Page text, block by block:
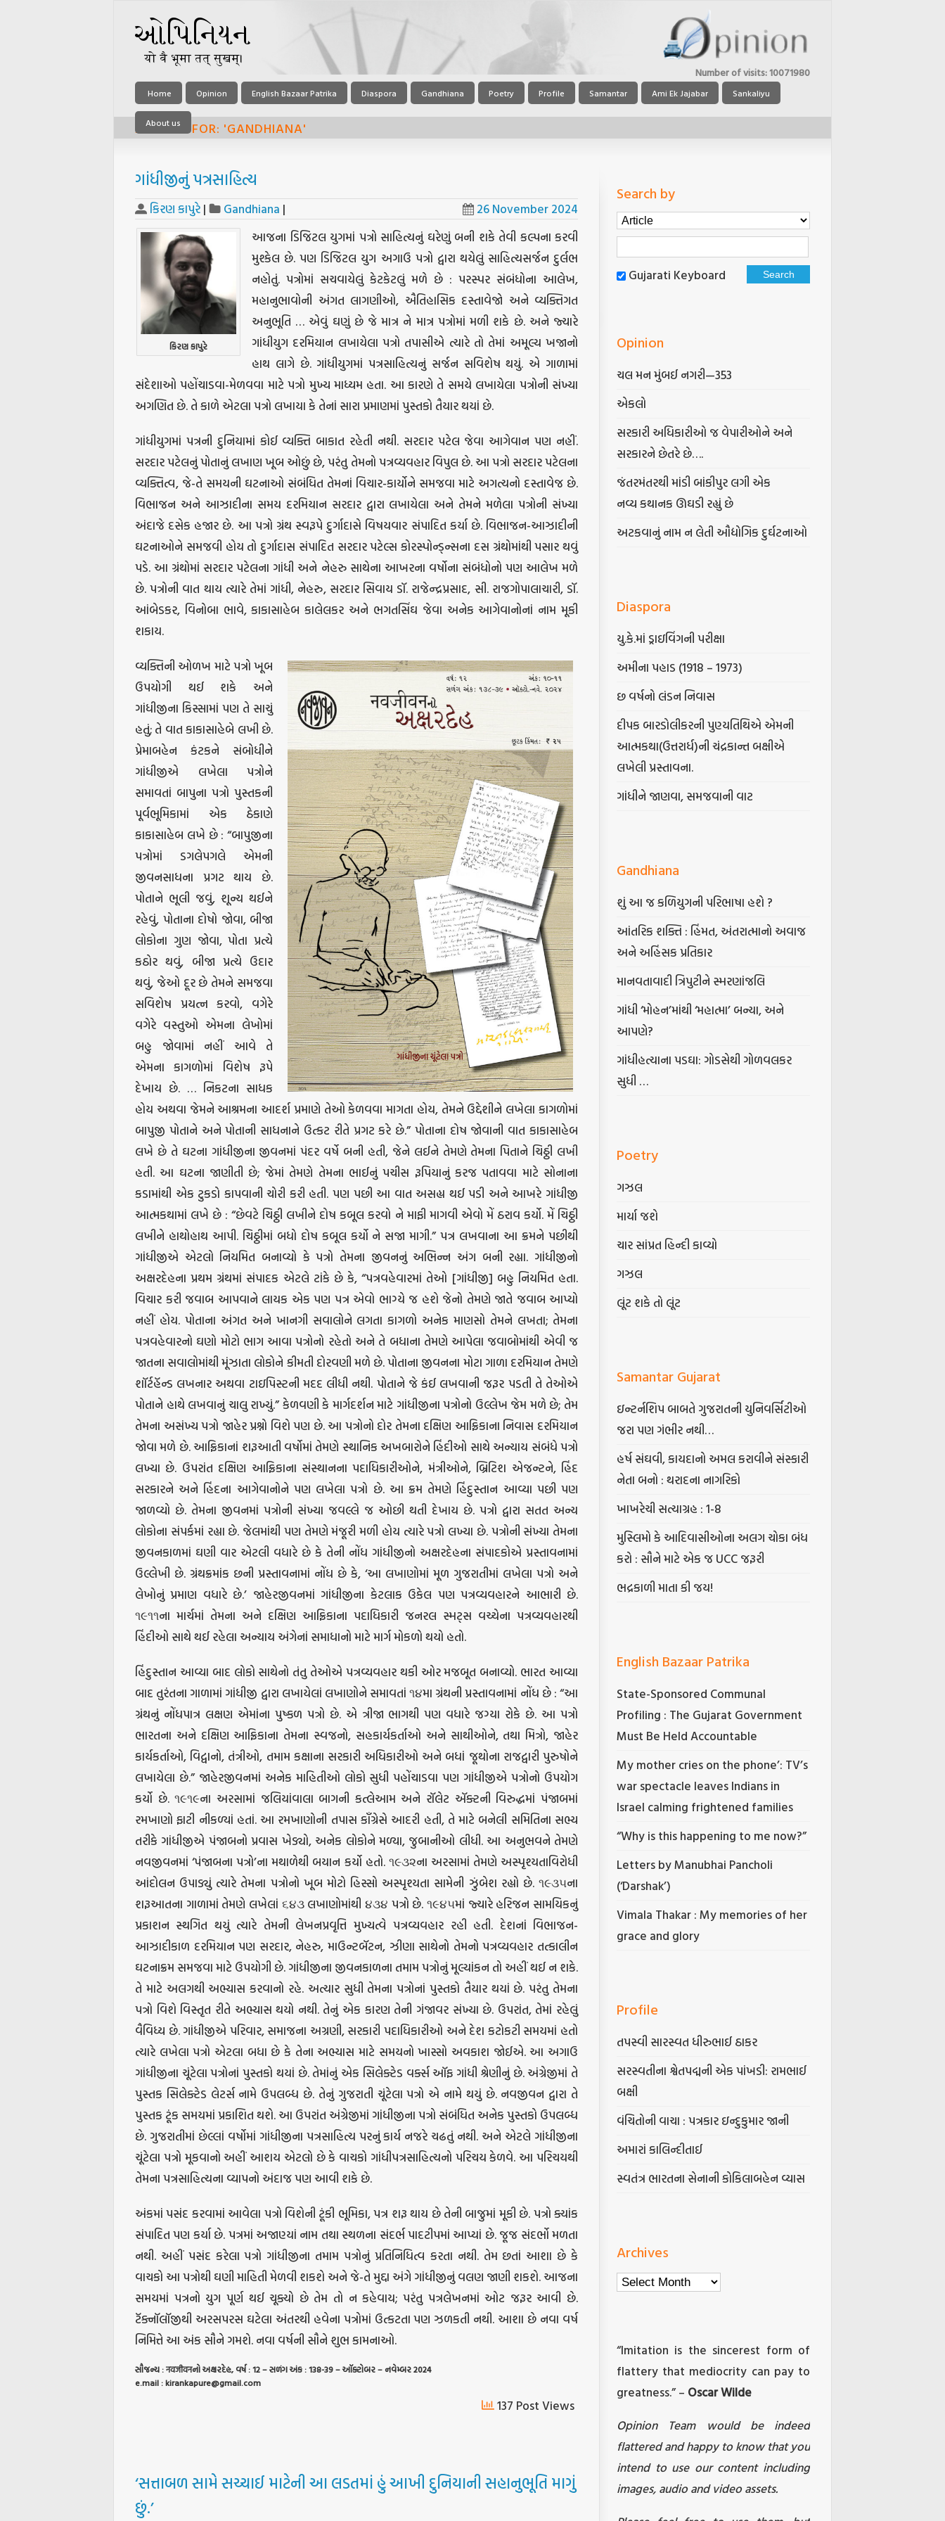
Number of visits:10071980
Home Opinion English Bazaar Patrika Diaspora Gandhiana Poetry Profile Samantar Ami Ek Jajabar Sankaliyu
About us
ARCHIVE FOR: 'GANDHIANA'
ગાંધીજીનું પત્રસાહિત્ય
કિરણ કાપુરે | Gandhiana | 26 November 2024
કિરણ કાપુરે
આજના ડિજિટલ યુગમાં પત્રો સાહિત્યનું ઘરેણું બની શકે તેવી કલ્પના કરવી
મુશ્કેલ છે. પણ ડિજિટલ યુગ અગાઉ પત્રો દ્વારા થયેલું સાહિત્યસર્જન દુર્લભ
નહોતું. પત્રોમાં સચવાયેલું કેટકેટલું મળે છે : પરસ્પર સંબંધોના આલેખ,
મહાનુભાવોની અંગત લાગણીઓ, ઐતિહાસિક દસ્તાવેજો અને વ્યક્તિગત
અનુભૂતિ … એવું ઘણું છે જે માત્ર ને માત્ર પત્રોમાં મળી શકે છે. અને જ્યારે
ગાંધીયુગ દરમિયાન લખાયેલા પત્રો તપાસીએ ત્યારે તો તેમાં અમૂલ્ય ખજાનો
હાથ લાગે છે. ગાંધીયુગમાં પત્રસાહિત્યનું સર્જન સવિશેષ થયું. એ ગાળામાં
સંદેશાઓ પહોંચાડવા-મેળવવા માટે પત્રો મુખ્ય માધ્યમ હતા. આ કારણે તે સમયે લખાયેલા પત્રોની સંખ્યા
અગણિત છે. તે કાળે એટલા પત્રો લખાયા કે તેનાં સારા પ્રમાણમાં પુસ્તકો તૈયાર થયાં છે.
ગાંધીયુગમાં પત્રની દુનિયામાં કોઈ વ્યક્તિ બાકાત રહેતી નથી. સરદાર પટેલ જેવા આગેવાન પણ નહીં.
સરદાર પટેલનું પોતાનું લખાણ ખૂબ ઓછું છે, પરંતુ તેમનો પત્રવ્યવહાર વિપુલ છે. આ પત્રો સરદાર પટેલના
વ્યક્તિત્વ, જે-તે સમયની ઘટનાઓ સંબંધિત તેમનાં વિચાર-કાર્યોને સમજવા માટે અગત્યનો દસ્તાવેજ છે.
વિભાજન અને આઝાદીના સમય દરમિયાન સરદાર દ્વારા લખાયેલા અને તેમને મળેલા પત્રોની સંખ્યા
અંદાજે દસેક હજાર છે. આ પત્રો ગ્રંથ સ્વરૂપે દુર્ગાદાસે વિષયવાર સંપાદિત કર્યા છે. વિભાજન-આઝાદીની
ઘટનાઓને સમજવી હોય તો દુર્ગાદાસ સંપાદિત સરદાર પટેલ્સ કોરસ્પોન્ડ્ન્સના દસ ગ્રંથોમાંથી પસાર થવું
પડે. આ ગ્રંથોમાં સરદાર પટેલના ગાંધી અને નેહરુ સાથેના આખરના વર્ષોના સંબંધોનો પણ આલેખ મળે
છે. પત્રોની વાત થાય ત્યારે તેમાં ગાંધી, નેહરુ, સરદાર સિવાય ડૉ. રાજેન્દ્રપ્રસાદ, સી. રાજગોપાલાચારી, ડૉ.
આંબેડકર, વિનોબા ભાવે, કાકાસાહેબ કાલેલકર અને ભગતસિંઘ જેવા અનેક આગેવાનોનાં નામ મૂકી
શકાય.
વ્યક્તિની ઓળખ માટે પત્રો ખૂબ
ઉપયોગી થઈ શકે અને
ગાંધીજીના કિસ્સામાં પણ તે સાચું
હતું; તે વાત કાકાસાહેબે લખી છે.
પ્રેમાબહેન કંટકને સંબોધીને
ગાંધીજીએ લખેલા પત્રોને
સમાવતાં બાપુના પત્રો પુસ્તકની
પૂર્વભૂમિકામાં એક ઠેકાણે
કાકાસાહેબ લખે છે : “બાપુજીના
પત્રોમાં ડગલેપગલે એમની
જીવનસાધના પ્રગટ થાય છે.
પોતાને ભૂલી જવું, શૂન્ય થઈને
રહેવું, પોતાના દોષો જોવા, બીજા
લોકોના ગુણ જોવા, પોતા પ્રત્યે
કઠોર થવું, બીજા પ્રત્યે ઉદાર
થવું, જેઓ દૂર છે તેમને સમજવા
સવિશેષ પ્રયત્ન કરવો, વગેરે
વગેરે વસ્તુઓ એમના લેખોમાં
બહુ જોવામાં નહીં આવે તે
એમના કાગળોમાં વિશેષ રૂપે
દેખાય છે. … નિકટના સાધક
હોય અથવા જેમને આશ્રમના આદર્શ પ્રમાણે તેઓ કેળવવા માગતા હોય, તેમને ઉદ્દેશીને લખેલા કાગળોમાં
બાપુજી પોતાને અને પોતાની સાધનાને ઉત્કટ રીતે પ્રગટ કરે છે.” પોતાના દોષ જોવાની વાત કાકાસાહેબ
લખે છે તે ઘટના ગાંધીજીના જીવનમાં પંદર વર્ષે બની હતી, જેને લઈને તેમણે તેમના પિતાને ચિઠ્ઠી લખી
હતી. આ ઘટના જાણીતી છે; જેમાં તેમણે તેમના ભાઈનું પચીસ રૂપિયાનું કરજ પતાવવા માટે સોનાના
કડામાંથી એક ટુકડો કાપવાની ચોરી કરી હતી. પણ પછી આ વાત અસહ્ય થઈ પડી અને આખરે ગાંધીજી
આત્મકથામાં લખે છે : “છેવટે ચિઠ્ઠી લખીને દોષ કબૂલ કરવો ને માફી માગવી એવો મેં ઠરાવ કર્યો. મેં ચિઠ્ઠી
લખીને હાથોહાથ આપી. ચિઠ્ઠીમાં બધો દોષ કબૂલ કર્યો ને સજા માગી.” પત્ર લખવાના આ ક્રમને પછીથી
ગાંધીજીએ એટલો નિયમિત બનાવ્યો કે પત્રો તેમના જીવનનું અભિન્ન અંગ બની રહ્યા. ગાંધીજીનો
અક્ષરદેહના પ્રથમ ગ્રંથમાં સંપાદક એટલે ટાંકે છે કે, “પત્રવહેવારમાં તેઓ [ગાંધીજી] બહુ નિયમિત હતા.
વિચાર કરી જવાબ આપવાને લાયક એક પણ પત્ર એવો ભાગ્યે જ હશે જેનો તેમણે જાતે જવાબ આપ્યો
નહીં હોય. પોતાના અંગત અને ખાનગી સવાલોને લગતા કાગળો અનેક માણસો તેમને લખતા; તેમના
પત્રવહેવારનો ઘણો મોટો ભાગ આવા પત્રોનો રહેતો અને તે બધાના તેમણે આપેલા જવાબોમાંથી એવી જ
જાતના સવાલોમાંથી મૂંઝાતા લોકોને કીમતી દોરવણી મળે છે. પોતાના જીવનના મોટા ગાળા દરમિયાન તેમણે
શૉર્ટહૅન્ડ લખનાર અથવા ટાઇપિસ્ટની મદદ લીધી નથી. પોતાને જે કંઈ લખવાની જરૂર પડતી તે તેઓએ
પોતાને હાથે લખવાનું ચાલુ રાખ્યું.” કેળવણી કે માર્ગદર્શન માટે ગાંધીજીના પત્રોનો ઉલ્લેખ જેમ મળે છે; તેમ
તેમના અસંખ્ય પત્રો જાહેર પ્રશ્નો વિશે પણ છે. આ પત્રોનો દોર તેમના દક્ષિણ આફ્રિકાના નિવાસ દરમિયાન
જોવા મળે છે. આફ્રિકાનાં શરૂઆતી વર્ષોમાં તેમણે સ્થાનિક અખબારોને હિંદીઓ સાથે અન્યાય સંબંધે પત્રો
લખ્યા છે. ઉપરાંત દક્ષિણ આફ્રિકાના સંસ્થાનના પદાધિકારીઓને, મંત્રીઓને, બ્રિટિશ એજન્ટને, હિંદ
સરકારને અને હિંદના આગેવાનોને પણ લખેલા પત્રો છે. આ ક્રમ તેમણે હિંદુસ્તાન આવ્યા પછી પણ
જાળવ્યો છે. તેમના જીવનમાં પત્રોની સંખ્યા જવલ્લે જ ઓછી થતી દેખાય છે. પત્રો દ્વારા સતત અન્ય
લોકોના સંપર્કમાં રહ્યા છે. જેલમાંથી પણ તેમણે મંજૂરી મળી હોય ત્યારે પત્રો લખ્યા છે. પત્રોની સંખ્યા તેમના
જીવનકાળમાં ઘણી વાર એટલી વધારે છે કે તેની નોંધ ગાંધીજીનો અક્ષરદેહના સંપાદકોએ પ્રસ્તાવનામાં
ઉલ્લેખી છે. ગ્રંથક્રમાંક છની પ્રસ્તાવનામાં નોંધ છે કે, ‘આ લખાણોમાં મૂળ ગુજરાતીમાં લખેલા પત્રો અને
લેખોનું પ્રમાણ વધારે છે.’ જાહેરજીવનમાં ગાંધીજીના કેટલાક ઉકેલ પણ પત્રવ્યવહારને આભારી છે.
૧૯૧૧ના માર્ચમાં તેમના અને દક્ષિણ આફ્રિકાના પદાધિકારી જનરલ સ્મટ્સ વચ્ચેના પત્રવ્યવહારથી
હિંદીઓ સાથે થઈ રહેલા અન્યાય અંગેનાં સમાધાનો માટે માર્ગ મોકળો થયો હતો.
હિંદુસ્તાન આવ્યા બાદ લોકો સાથેનો તંતુ તેઓએ પત્રવ્યવહાર થકી ઓર મજબૂત બનાવ્યો. ભારત આવ્યા
બાદ તુરંતના ગાળામાં ગાંધીજી દ્વારા લખાયેલાં લખાણોને સમાવતાં ૧૪મા ગ્રંથની પ્રસ્તાવનામાં નોંધ છે : “આ
ગ્રંથનું નોંધપાત્ર લક્ષણ એમાંના પુષ્કળ પત્રો છે. એ ત્રીજા ભાગથી પણ વધારે જગ્યા રોકે છે. આ પત્રો
ભારતના અને દક્ષિણ આફ્રિકાના તેમના સ્વજનો, સહકાર્યકર્તાઓ અને સાથીઓને, તથા મિત્રો, જાહેર
કાર્યકર્તાઓ, વિદ્વાનો, તંત્રીઓ, તમામ કક્ષાના સરકારી અધિકારીઓ અને બધાં જૂથોના રાજદ્વારી પુરુષોને
લખાયેલા છે.” જાહેરજીવનમાં અનેક માહિતીઓ લોકો સુધી પહોંચાડવા પણ ગાંધીજીએ પત્રોનો ઉપયોગ
કર્યો છે. ૧૯૧૯ના અરસામાં જલિયાંવાલા બાગની કત્લેઆમ અને રૉલેટ ઍક્ટની વિરુદ્ધમાં પંજાબમાં
રમખાણો ફાટી નીકળ્યાં હતાં. આ રમખાણોની તપાસ કૉંગ્રેસે આદરી હતી, તે માટે બનેલી સમિતિના સભ્ય
તરીકે ગાંધીજીએ પંજાબનો પ્રવાસ ખેડ્યો, અનેક લોકોને મળ્યા, જુબાનીઓ લીધી. આ અનુભવને તેમણે
નવજીવનમાં ‘પંજાબના પત્રો’ના મથાળેથી બયાન કર્યો હતો. ૧૯૩૨ના અરસામાં તેમણે અસ્પૃશ્યતાવિરોધી
આંદોલન ઉપાડ્યું ત્યારે તેમના પત્રોનો ખૂબ મોટો હિસ્સો અસ્પૃશ્યતા સામેની ઝુંબેશ રહ્યો છે. ૧૯૩૫ના
શરૂઆતના ગાળામાં તેમણે લખેલાં ૬૪૩ લખાણોમાંથી ૪૩૪ પત્રો છે. ૧૯૪૫માં જ્યારે હરિજન સામયિકનું
પ્રકાશન સ્થગિત થયું ત્યારે તેમની લેખનપ્રવૃત્તિ મુખ્યત્વે પત્રવ્યવહાર રહી હતી. દેશનાં વિભાજન-
આઝાદીકાળ દરમિયાન પણ સરદાર, નેહરુ, માઉન્ટબૅટન, ઝીણા સાથેનો તેમનો પત્રવ્યવહાર તત્કાલીન
ઘટનાક્રમ સમજવા માટે ઉપયોગી છે. ગાંધીજીના જીવનકાળના તમામ પત્રોનું મૂલ્યાંકન તો અહીં થઈ ન શકે.
તે માટે અલગથી અભ્યાસ કરવાનો રહે. અત્યાર સુધી તેમના પત્રોનાં પુસ્તકો તૈયાર થયાં છે. પરંતુ તેમના
પત્રો વિશે વિસ્તૃત રીતે અભ્યાસ થયો નથી. તેનું એક કારણ તેની ગંજાવર સંખ્યા છે. ઉપરાંત, તેમાં રહેલું
વૈવિધ્ય છે. ગાંધીજીએ પરિવાર, સમાજના અગ્રણી, સરકારી પદાધિકારીઓ અને દેશ કટોકટી સમયમાં હતો
ત્યારે લખેલા પત્રો એટલા બધા છે કે તેના અભ્યાસ માટે સમયનો ખાસ્સો અવકાશ જોઈએ. આ અગાઉ
ગાંધીજીના ચૂંટેલા પત્રોનાં પુસ્તકો થયાં છે. તેમાંનું એક સિલેક્ટેડ વર્ક્સ ઑફ ગાંધી શ્રેણીનું છે. અંગ્રેજીમાં તે
પુસ્તક સિલેક્ટેડ લેટર્સ નામે ઉપલબ્ધ છે. તેનું ગુજરાતી ચૂંટેલા પત્રો એ નામે થયું છે. નવજીવન દ્વારા તે
પુસ્તક ટૂંક સમયમાં પ્રકાશિત થશે. આ ઉપરાંત અંગ્રેજીમાં ગાંધીજીના પત્રો સંબંધિત અનેક પુસ્તકો ઉપલબ્ધ
છે. ગુજરાતીમાં છેલ્લાં વર્ષોમાં ગાંધીજીના પત્રસાહિત્ય પરનું કાર્ય નજરે ચઢતું નથી. અને એટલે ગાંધીજીના
ચૂંટેલા પત્રો મૂકવાનો અહીં આશય એટલો છે કે વાચકો ગાંધીપત્રસાહિત્યનો પરિચય કેળવે. આ પરિચયથી
તેમના પત્રસાહિત્યના વ્યાપનો અંદાજ પણ આવી શકે છે.
અંકમાં પસંદ કરવામાં આવેલા પત્રો વિશેની ટૂંકી ભૂમિકા, પત્ર શરૂ થાય છે તેની બાજુમાં મૂકી છે. પત્રો ક્યાંક
સંપાદિત પણ કર્યા છે. પત્રમાં અજાણ્યાં નામ તથા સ્થળના સંદર્ભ પાદટીપમાં આપ્યાં છે. જૂજ સંદર્ભો મળતા
નથી. અહીં પસંદ કરેલા પત્રો ગાંધીજીના તમામ પત્રોનું પ્રતિનિધિત્વ કરતા નથી. તેમ છતાં આશા છે કે
વાચકો આ પત્રોથી ઘણી માહિતી મેળવી શકશે અને જે-તે મુદ્દા અંગે ગાંધીજીનું વલણ જાણી શકશે. આજના
સમયમાં પત્રનો યુગ પૂર્ણ થઈ ચૂક્યો છે તેમ તો ન કહેવાય; પરંતુ પત્રલેખનમાં ઓટ જરૂર આવી છે.
ટૅક્નૉલૉજીથી અરસપરસ ઘટેલા અંતરથી હવેના પત્રોમાં ઉત્કટતા પણ ઝળકતી નથી. આશા છે નવા વર્ષ
નિમિત્તે આ અંક સૌને ગમશે. નવા વર્ષની સૌને શુભ કામનાઓ.
સૌજન્ય : नवजीवनનો અક્ષરદેહ, વર્ષ : 12 – સળંગ અંક : 138-39 – ઑક્ટોબર – નવેમ્બર 2024
e.mail : kirankapure@gmail.com
137 Post Views
‘સત્તાબળ સામે સચ્ચાઈ માટેની આ લડતમાં હું આખી દુનિયાની સહાનુભૂતિ માગું
છું.’
Search by
Gujarati Keyboard
Opinion
ચલ મન મુંબઈ નગરી—353
એકલો
સરકારી અધિકારીઓ જ વેપારીઓને અને
સરકારને છેતરે છે….
જંતરમંતરથી માંડી બાંકીપુર લગી એક
નવ્ય કથાનક ઊઘડી રહ્યું છે
અટકવાનું નામ ન લેતી ઔદ્યોગિક દુર્ઘટનાઓ
Diaspora
યુ.કે.માં ડ્રાઇવિંગની પરીક્ષા
અમીના પહાડ (1918 – 1973)
છ વર્ષનો લંડન નિવાસ
દીપક બારડોલીકરની પુણ્યતિથિએ એમની
આત્મકથા(ઉત્તરાર્ધ)ની ચંદ્રકાન્ત બક્ષીએ
લખેલી પ્રસ્તાવના.
ગાંધીને જાણવા, સમજવાની વાટ
Gandhiana
શું આ જ કળિયુગની પરિભાષા હશે ?
આંતરિક શક્તિ : હિંમત, અંતરાત્માનો અવાજ
અને અહિંસક પ્રતિકાર
માનવતાવાદી ત્રિપુટીને સ્મરણાંજલિ
ગાંધી ‘મોહન’માંથી ‘મહાત્મા’ બન્યા, અને
આપણે?
ગાંધીહત્યાના પડઘા: ગોડસેથી ગોળવલકર
સુધી …
Poetry
ગઝલ
માર્યા જશે
ચાર સાંપ્રત હિન્દી કાવ્યો
ગઝલ
લૂંટ શકે તો લૂંટ
Samantar Gujarat
ઇન્ટર્નશિપ બાબતે ગુજરાતની યુનિવર્સિટીઓ
જરા પણ ગંભીર નથી…
હર્ષ સંઘવી, કાયદાનો અમલ કરાવીને સંસ્કારી
નેતા બનો : થરાદના નાગરિકો
ખાખરેચી સત્યાગ્રહ : 1-8
મુસ્લિમો કે આદિવાસીઓના અલગ ચોકા બંધ
કરો : સૌને માટે એક જ UCC જરૂરી
ભદ્રકાળી માતા કી જય!
English Bazaar Patrika
State-Sponsored Communal
Profiling : The Gujarat Government
Must Be Held Accountable
My mother cries on the phone’: TV’s
war spectacle leaves Indians in
Israel calming frightened families
“Why is this happening to me now?”
Letters by Manubhai Pancholi
(‘Darshak’)
Vimala Thakar : My memories of her
grace and glory
Profile
તપસ્વી સારસ્વત ધીરુભાઈ ઠાકર
સરસ્વતીના શ્વેતપદ્મની એક પાંખડી: રામભાઈ
બક્ષી
વંચિતોની વાચા : પત્રકાર ઇન્દુકુમાર જાની
અમારાં કાલિન્દીતાઈ
સ્વતંત્ર ભારતના સેનાની કોકિલાબહેન વ્યાસ
Archives
Archives
“Imitation is the sincerest form of
flattery that mediocrity can pay to
greatness.” – Oscar Wilde
Opinion Team would be indeed
flattered and happy to know that you
intend to use our content including
images, audio and video assets.